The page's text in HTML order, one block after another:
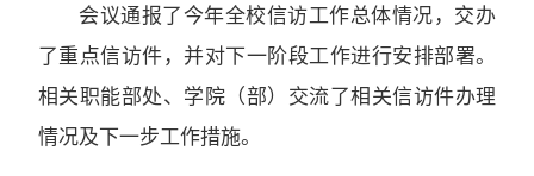
会议通报了今年全校信访工作总体情况，交办
了重点信访件，并对下一阶段工作进行安排部署。
相关职能部处、学院（部）交流了相关信访件办理
情况及下一步工作措施。